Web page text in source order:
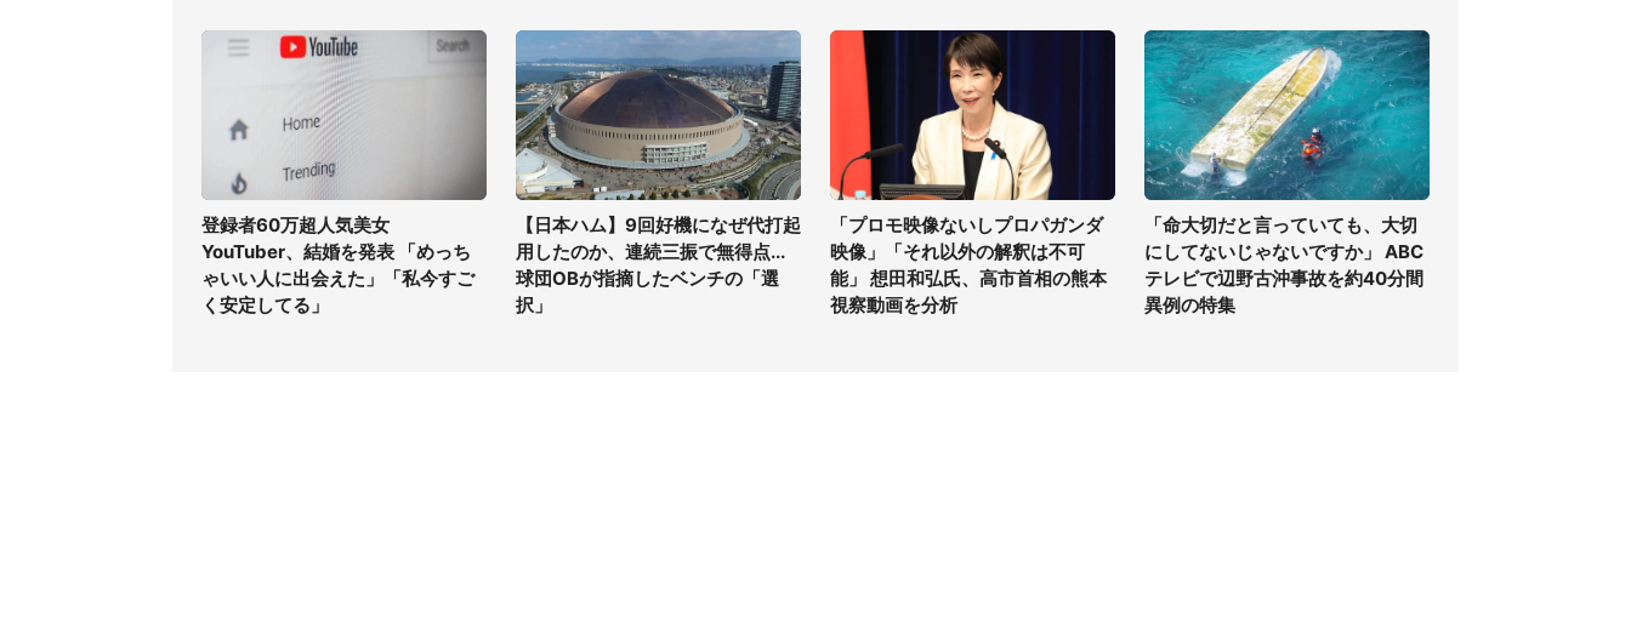
登録者60万超人気美女
YouTuber、結婚を発表 「めっち
ゃいい人に出会えた」「私今すご
く安定してる」
【日本ハム】9回好機になぜ代打起
用したのか、連続三振で無得点...
球団OBが指摘したベンチの「選
択」
「プロモ映像ないしプロパガンダ
映像」「それ以外の解釈は不可
能」 想田和弘氏、高市首相の熊本
視察動画を分析
「命大切だと言っていても、大切
にしてないじゃないですか」 ABC
テレビで辺野古沖事故を約40分間
異例の特集